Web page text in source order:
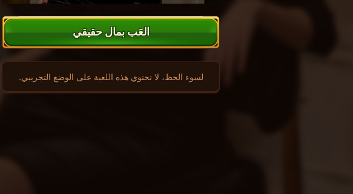
العَب بمال حقيقي
لسوء الحظ، لا تحتوي هذه اللعبة على الوضع التجريبي.